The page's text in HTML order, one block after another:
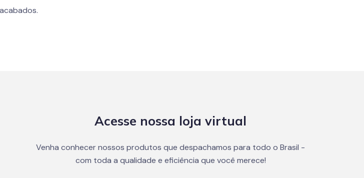
Acesse nossa loja virtual
Venha conhecer nossos produtos que despachamos para todo o Brasil -
com toda a qualidade e eficiência que você merece!